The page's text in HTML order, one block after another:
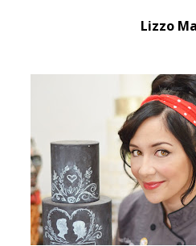
Lizzo